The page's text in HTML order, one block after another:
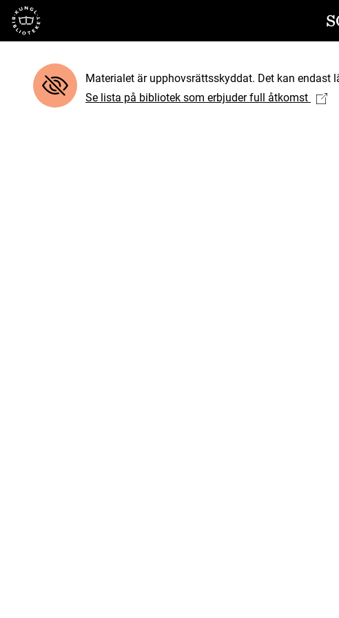
Till startsidan
Materialet är upphovsrättsskyddat. Det kan
Se lista på bibliotek som erbjuder full åtkomst